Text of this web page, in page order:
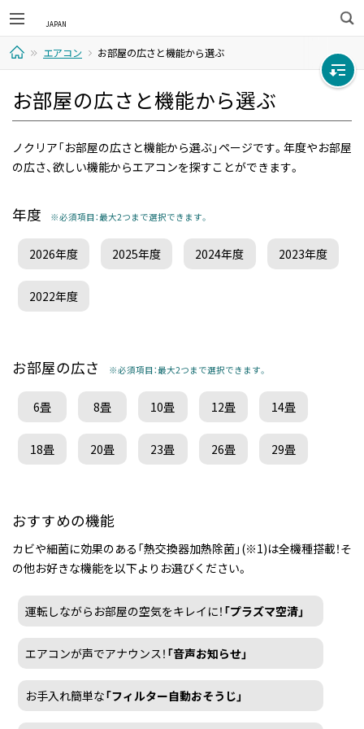
検
索
ー
ム
エアコン お部屋の広さと機能から選ぶ
お部屋の広さと機能から選ぶ
ノクリア「お部屋の広さと機能から選ぶ」ページです。年度やお部屋
の広さ、欲しい機能からエアコンを探すことができます。
年度 ※必須項目：最大2つまで選択できます。
2026年度 2025年度 2024年度 2023年度
2022年度
お部屋の広さ ※必須項目：最大2つまで選択できます。
6畳 8畳 10畳 12畳 14畳
18畳 20畳 23畳 26畳 29畳
おすすめの機能
カビや細菌に効果のある「熱交換器加熱除菌」(※1)は全機種搭載！そ
の他お好きな機能を以下よりお選びください。
運転しながらお部屋の空気をキレイに！ 「プラズマ空清」
エアコンが声でアナウンス！ 「音声お知らせ」
お手入れ簡単な「フィルター自動おそうじ」